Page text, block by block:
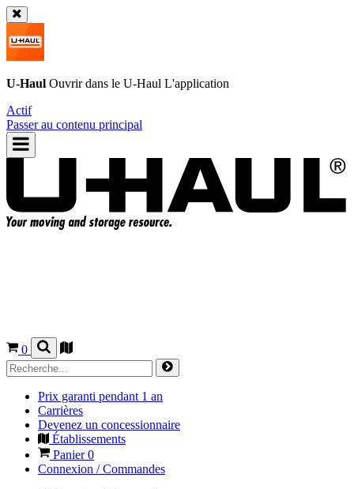
U-Haul Ouvrir dans le U-Haul L'application
Actif
Passer au contenu principal
0
Prix garanti pendant 1 an
Carrières
Devenez un concessionnaire
Établissements
Panier0
Connexion / Commandes